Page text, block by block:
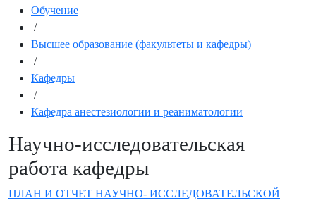
Обучение
/
Высшее образование (факультеты и кафедры)
/
Кафедры
/
Кафедра анестезиологии и реаниматологии
Научно-исследовательская
работа кафедры
ПЛАН И ОТЧЕТ НАУЧНО- ИССЛЕДОВАТЕЛЬСКОЙ